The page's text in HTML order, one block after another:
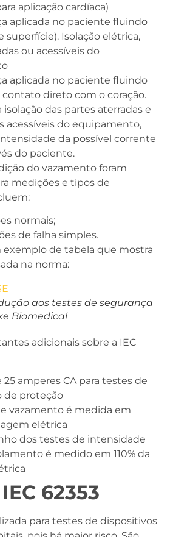
aplicação cardíaca)
aplicada no paciente fluindo
superfície). Isolação elétrica,
ou acessíveis do
aplicada no paciente fluindo
contato direto com o coração.
das partes aterradas e
acessíveis do equipamento,
da possível corrente
do paciente.
do vazamento foram
medições e tipos de
normais;
de falha simples.
exemplo de tabela que mostra
na norma:
aos testes de segurança
Biomedical
adicionais sobre a IEC
25 amperes CA para testes de
de proteção
vazamento é medida em
elétrica
dos testes de intensidade
é medido em 110% da
62353
para testes de dispositivos